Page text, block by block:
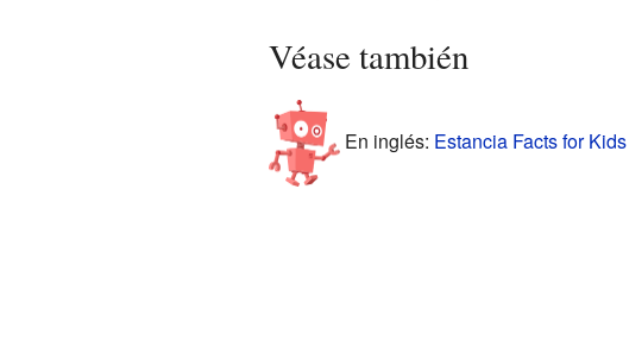
Véase también
En inglés: Estancia Facts for Kids